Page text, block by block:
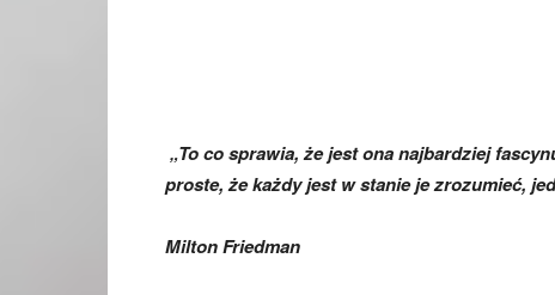
„To co sprawia, że jest ona najbardziej
proste, że każdy jest w stanie je zrozumieć,
Milton Friedman